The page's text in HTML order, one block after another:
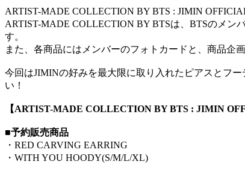
ARTIST-MADE COLLECTION BY BTS : JIMIN
ARTIST-MADE COLLECTION BY BTSは、BTSのメ
す。
また、各商品にはメンバーのフォトカードと、商品企
今回はJIMINの好みを最大限に取り入れたピアスとフ
い！
【ARTIST-MADE COLLECTION BY BTS : JIMIN
■予約販売商品
・RED CARVING EARRING
・WITH YOU HOODY(S/M/L/XL)